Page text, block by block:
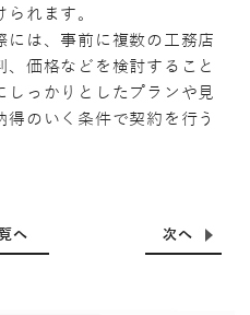
れます。
には、事前に複数の工務店
価格などを検討すること
しっかりとしたプランや見
のいく条件で契約を行う
へ 次へ